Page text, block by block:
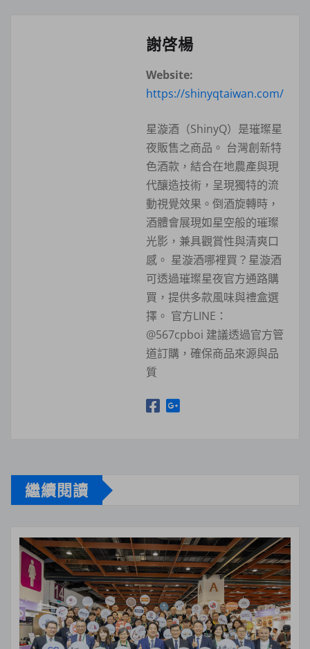
謝啓楊
Website:
https://shinyqtaiwan.com/
星漩酒（ShinyQ）是璀璨星
夜販售之商品。 台灣創新特
色酒款，結合在地農產與現
代釀造技術，呈現獨特的流
動視覺效果。倒酒旋轉時，
酒體會展現如星空般的璀璨
光影，兼具觀賞性與清爽口
感。 星漩酒哪裡買？星漩酒
可透過璀璨星夜官方通路購
買，提供多款風味與禮盒選
擇。 官方LINE：
@567cpboi 建議透過官方管
道訂購，確保商品來源與品
質
繼續閱讀